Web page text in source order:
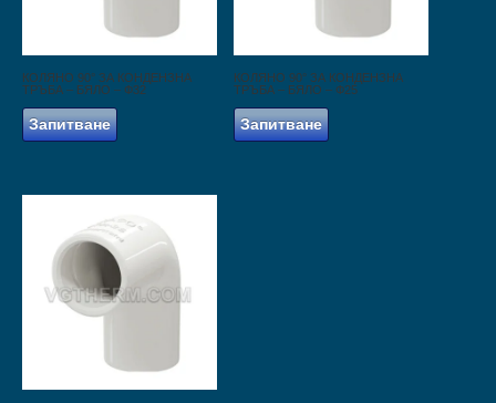
КОЛЯНО 90° ЗА КОНДЕНЗНА
ТРЪБА – БЯЛО – Ф32
Запитване
КОЛЯНО 90° ЗА КОНДЕНЗНА
ТРЪБА – БЯЛО – Ф25
Запитване